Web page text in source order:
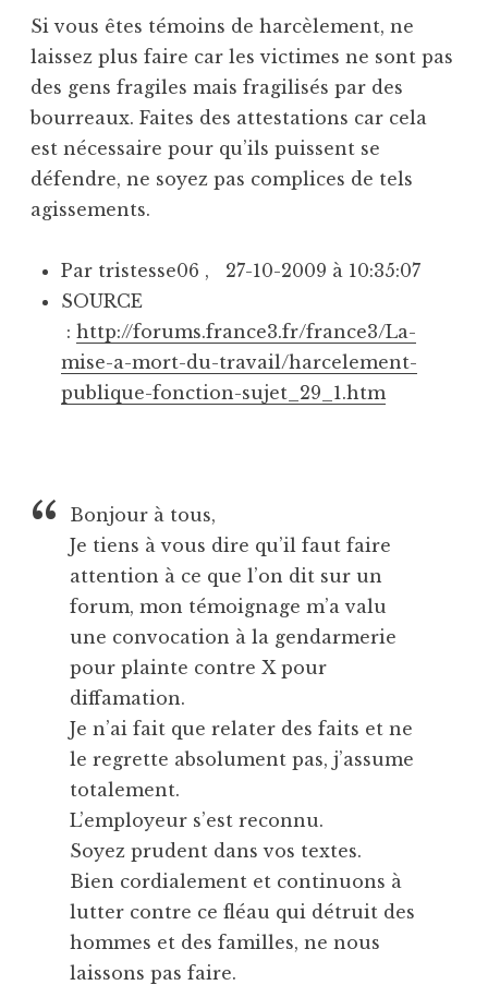
Si vous êtes témoins de harcèlement, ne
laissez plus faire car les victimes ne sont pas
des gens fragiles mais fragilisés par des
bourreaux. Faites des attestations car cela
est nécessaire pour qu’ils puissent se
défendre, ne soyez pas complices de tels
agissements.
Par tristesse06 , 27-10-2009 à 10:35:07
SOURCE
: http://forums.france3.fr/france3/La-
mise-a-mort-du-travail/harcelement-
publique-fonction-sujet_29_1.htm
Bonjour à tous,
Je tiens à vous dire qu’il faut faire
attention à ce que l’on dit sur un
forum, mon témoignage m’a valu
une convocation à la gendarmerie
pour plainte contre X pour
diffamation.
Je n’ai fait que relater des faits et ne
le regrette absolument pas, j’assume
totalement.
L’employeur s’est reconnu.
Soyez prudent dans vos textes.
Bien cordialement et continuons à
lutter contre ce fléau qui détruit des
hommes et des familles, ne nous
laissons pas faire.